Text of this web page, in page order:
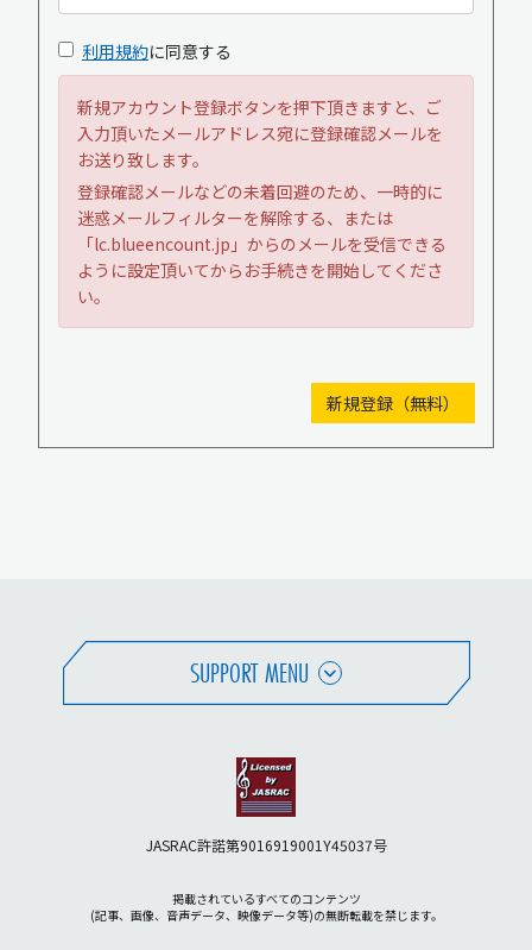
利用規約に同意する
新規アカウント登録ボタンを押下頂きますと、ご
入力頂いたメールアドレス宛に登録確認メールを
お送り致します。
登録確認メールなどの未着回避のため、一時的に
迷惑メールフィルターを解除する、または
「lc.blueencount.jp」からのメールを受信できる
ように設定頂いてからお手続きを開始してくださ
い。
SUPPORT MENU
JASRAC許諾第9016919001Y45037号
掲載されているすべてのコンテンツ
(記事、画像、音声データ、映像データ等)の無断転載を禁じます。